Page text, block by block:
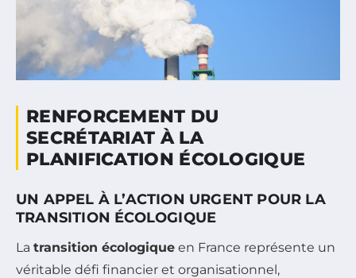
RENFORCEMENT DU
SECRÉTARIAT À LA
PLANIFICATION ÉCOLOGIQUE
UN APPEL À L’ACTION URGENT POUR LA
TRANSITION ÉCOLOGIQUE
La transition écologique en France représente un
véritable défi financier et organisationnel,